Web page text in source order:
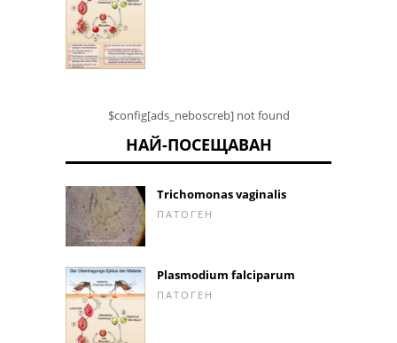
$config[ads_neboscreb] not found
НАЙ-ПОСЕЩАВАН
Trichomonas vaginalis
ПАТОГЕН
Plasmodium falciparum
ПАТОГЕН